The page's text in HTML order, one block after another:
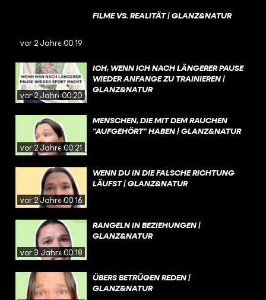
vor 2 Jahren00:19
FILME VS. REALITÄT | GLANZ&NATUR
vor 2 Jahren00:20
ICH, WENN ICH NACH LÄNGERER PAUSE
WIEDER ANFANGE ZU TRAINIEREN |
GLANZ&NATUR
vor 2 Jahren00:21
MENSCHEN, DIE MIT DEM RAUCHEN
"AUFGEHÖRT" HABEN | GLANZ&NATUR
vor 2 Jahren00:16
WENN DU IN DIE FALSCHE RICHTUNG
LÄUFST | GLANZ&NATUR
vor 3 Jahren00:18
RANGELN IN BEZIEHUNGEN |
GLANZ&NATUR
ÜBERS BETRÜGEN REDEN |
GLANZ&NATUR